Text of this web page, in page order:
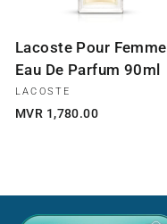
Lacoste Pour Femme
Eau De Parfum 90ml
LACOSTE
MVR 1,780.00